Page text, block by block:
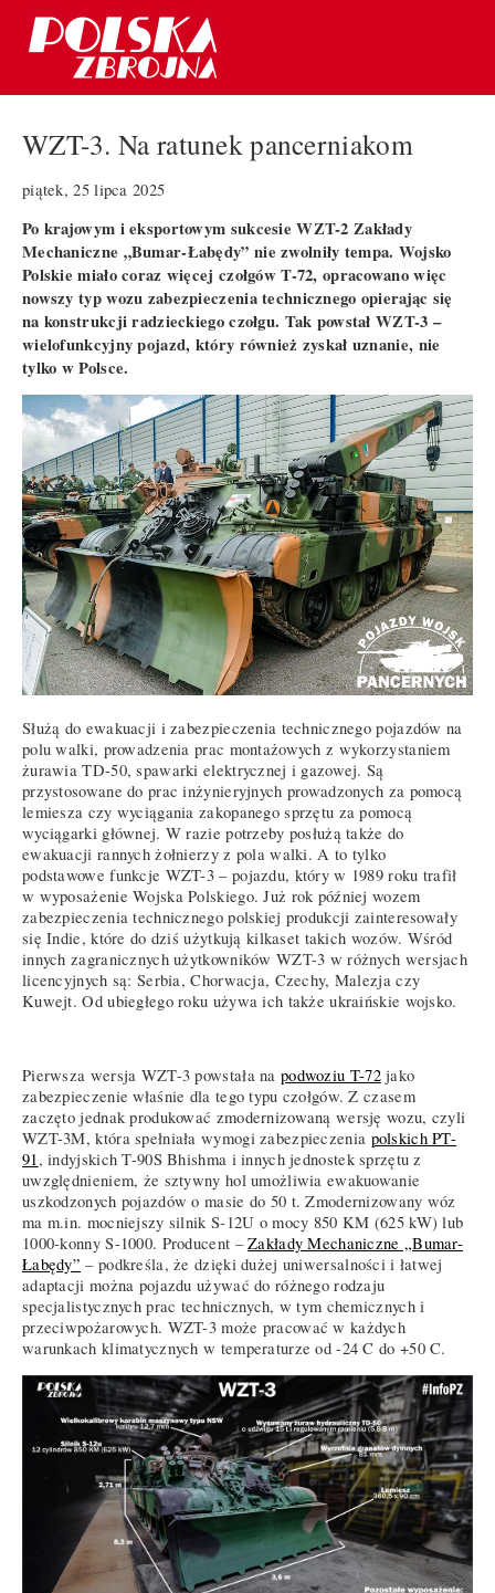
WZT-3. Na ratunek pancerniakom
piątek, 25 lipca 2025
Po krajowym i eksportowym sukcesie WZT-2 Zakłady
Mechaniczne „Bumar-Łabędy” nie zwolniły tempa. Wojsko
Polskie miało coraz więcej czołgów T-72, opracowano więc
nowszy typ wozu zabezpieczenia technicznego opierając się
na konstrukcji radzieckiego czołgu. Tak powstał WZT-3 –
wielofunkcyjny pojazd, który również zyskał uznanie, nie
tylko w Polsce.
Służą do ewakuacji i zabezpieczenia technicznego pojazdów na
polu walki, prowadzenia prac montażowych z wykorzystaniem
żurawia TD-50, spawarki elektrycznej i gazowej. Są
przystosowane do prac inżynieryjnych prowadzonych za pomocą
lemiesza czy wyciągania zakopanego sprzętu za pomocą
wyciągarki głównej. W razie potrzeby posłużą także do
ewakuacji rannych żołnierzy z pola walki. A to tylko
podstawowe funkcje WZT-3 – pojazdu, który w 1989 roku trafił
w wyposażenie Wojska Polskiego. Już rok później wozem
zabezpieczenia technicznego polskiej produkcji zainteresowały
się Indie, które do dziś użytkują kilkaset takich wozów. Wśród
innych zagranicznych użytkowników WZT-3 w różnych wersjach
licencyjnych są: Serbia, Chorwacja, Czechy, Malezja czy
Kuwejt. Od ubiegłego roku używa ich także ukraińskie wojsko.
Pierwsza wersja WZT-3 powstała na podwoziu T-72jako
zabezpieczenie właśnie dla tego typu czołgów. Z czasem
zaczęto jednak produkować zmodernizowaną wersję wozu, czyli
WZT-3M, która spełniała wymogi zabezpieczenia polskich PT-
91, indyjskich T-90S Bhishma i innych jednostek sprzętu z
uwzględnieniem, że sztywny hol umożliwia ewakuowanie
uszkodzonych pojazdów o masie do 50 t. Zmodernizowany wóz
ma m.in. mocniejszy silnik S-12U o mocy 850 KM (625 kW) lub
1000-konny S-1000. Producent –Zakłady Mechaniczne „Bumar-
Łabędy” – podkreśla, że dzięki dużej uniwersalności i łatwej
adaptacji można pojazdu używać do różnego rodzaju
specjalistycznych prac technicznych, w tym chemicznych i
przeciwpożarowych. WZT-3 może pracować w każdych
warunkach klimatycznych w temperaturze od -24 C do +50 C.